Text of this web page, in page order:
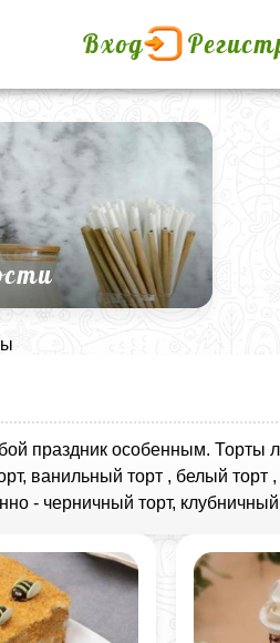
Вход
праздник особенным. Торты
ванильный торт , белый
- черничный торт,